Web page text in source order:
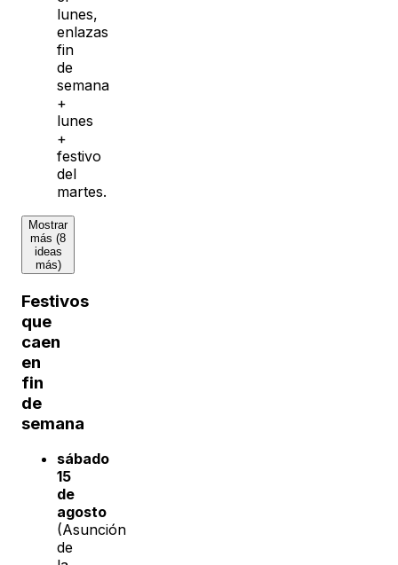
lunes,
enlazas
fin
de
semana
+
lunes
+
festivo
del
martes.
Mostrar
más (8
ideas
más)
Festivos
que
caen
en
fin
de
semana
sábado
15
de
agosto
(Asunción
de